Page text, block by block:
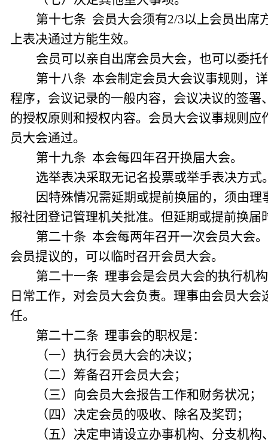
第十七条 会员大会须有2/3以上会员出席
上表决通过方能生效。
会员可以亲自出席会员大会，也可以委托
第十八条 本会制定会员大会议事规则，
程序，会议记录的一般内容，会议决议的签
的授权原则和授权内容。会员大会议事规则
员大会通过。
第十九条 本会每四年召开换届大会。
选举表决采取无记名投票或举手表决方式
因特殊情况需延期或提前换届的，须由
报社团登记管理机关批准。但延期或提前换届
第二十条 本会每两年召开一次会员大会
会员提议的，可以临时召开会员大会。
第二十一条 理事会是会员大会的执行机
日常工作，对会员大会负责。理事由会员大
任。
第二十二条 理事会的职权是：
（一）执行会员大会的决议；
（二）筹备召开会员大会；
（三）向会员大会报告工作和财务状况；
（四）决定会员的吸收、除名及奖罚；
（五）决定申请设立办事机构、分支机